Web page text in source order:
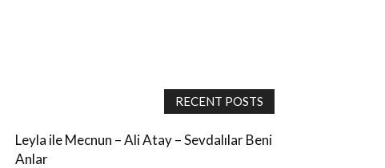
RECENT POSTS
Leyla ile Mecnun – Ali Atay – Sevdalılar Beni
Anlar